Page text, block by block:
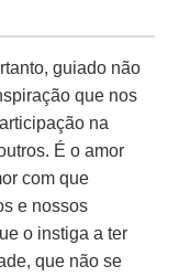
guiado não
que nos
na
É o amor
com que
e nossos
o instiga a ter
que não se